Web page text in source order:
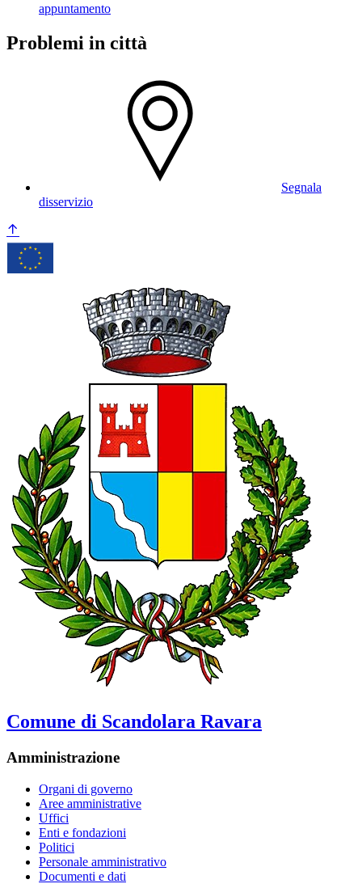
appuntamento
Problemi in città
Segnala
disservizio
Comune di Scandolara Ravara
Amministrazione
Organi di governo
Aree amministrative
Uffici
Enti e fondazioni
Politici
Personale amministrativo
Documenti e dati